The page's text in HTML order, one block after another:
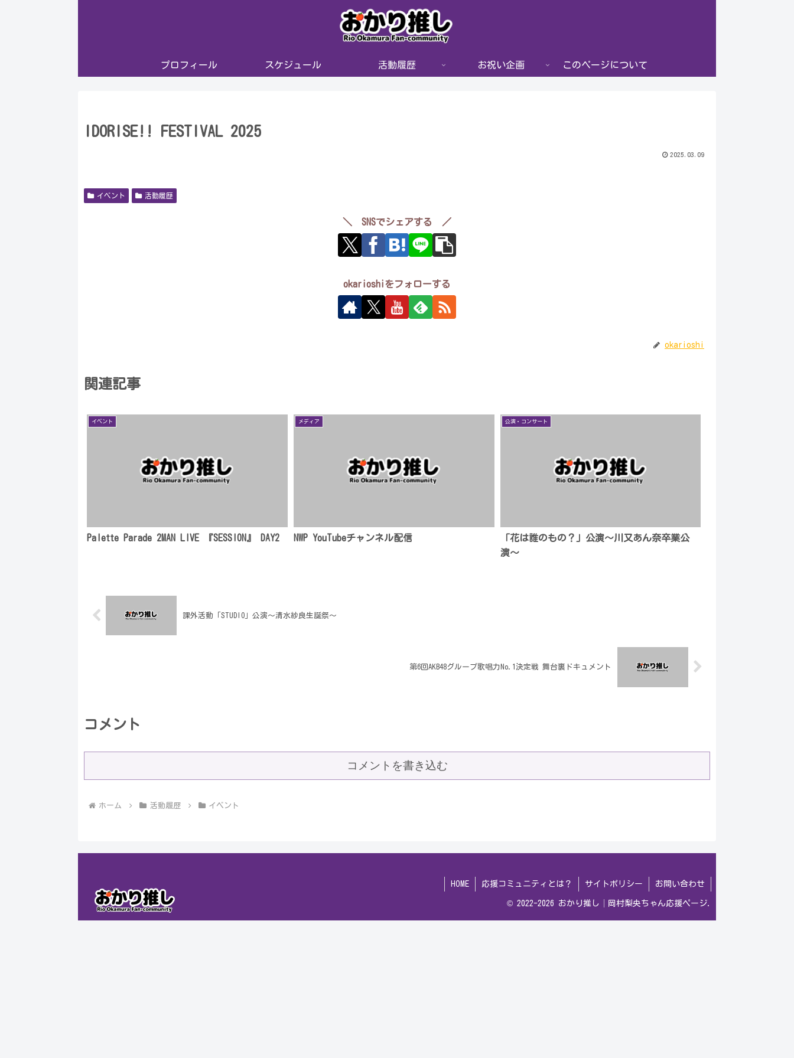
プロフィール スケジュール 活動履歴 お祝い企画 このページについて
IDORISE!! FESTIVAL 2025
2025.03.09
イベント 活動履歴
＼ SNSでシェアする ／
okarioshiをフォローする
okarioshi
関連記事
イベント
Palette Parade 2MAN LIVE 『SESSION』 DAY2
メディア
NWP YouTubeチャンネル配信
公演・コンサート
「花は誰のもの？」公演〜川又あん奈卒業公
演〜
課外活動「STUDIO」公演〜清水紗良生誕祭〜
第6回AKB48グループ歌唱力No.1決定戦 舞台裏ドキュメント
コメント
コメントを書き込む
ホーム 活動履歴 イベント
HOME 応援コミュニティとは？ サイトポリシー お問い合わせ
© 2022-2026 おかり推し│岡村梨央ちゃん応援ページ.